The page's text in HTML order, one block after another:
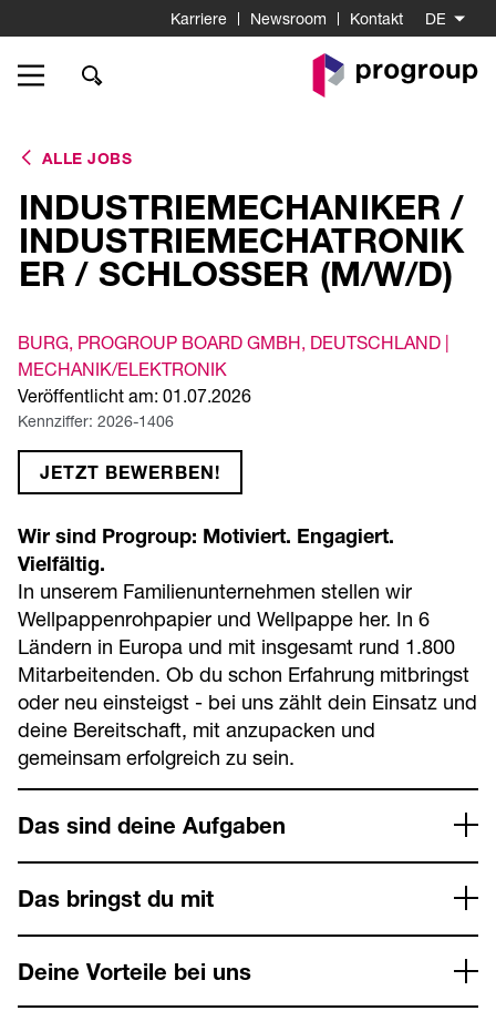
Karriere Newsroom Kontakt DE
Go
to
ALLE JOBS
INDUSTRIEMECHANIKER /
INDUSTRIEMECHATRONIK
ER / SCHLOSSER (M/W/D)
BURG, PROGROUP BOARD GMBH, DEUTSCHLAND |
MECHANIK/ELEKTRONIK
Veröffentlicht am: 01.07.2026
Kennziffer: 2026-1406
JETZT BEWERBEN!
Wir sind Progroup: Motiviert. Engagiert.
Vielfältig.
In unserem Familienunternehmen stellen wir
Wellpappenrohpapier und Wellpappe her. In 6
Ländern in Europa und mit insgesamt rund 1.800
Mitarbeitenden. Ob du schon Erfahrung mitbringst
oder neu einsteigst - bei uns zählt dein Einsatz und
deine Bereitschaft, mit anzupacken und
gemeinsam erfolgreich zu sein.
Das sind deine Aufgaben
Das bringst du mit
Deine Vorteile bei uns